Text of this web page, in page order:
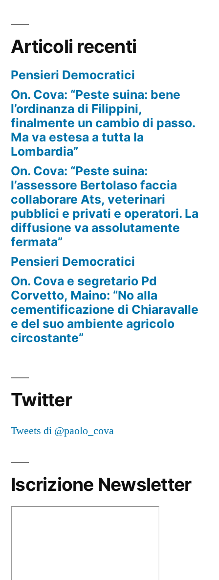
Articoli recenti
Pensieri Democratici
On. Cova: “Peste suina: bene
l’ordinanza di Filippini,
finalmente un cambio di passo.
Ma va estesa a tutta la
Lombardia”
On. Cova: “Peste suina:
l’assessore Bertolaso faccia
collaborare Ats, veterinari
pubblici e privati e operatori. La
diffusione va assolutamente
fermata”
Pensieri Democratici
On. Cova e segretario Pd
Corvetto, Maino: “No alla
cementificazione di Chiaravalle
e del suo ambiente agricolo
circostante”
Twitter
Tweets di @paolo_cova
Iscrizione Newsletter